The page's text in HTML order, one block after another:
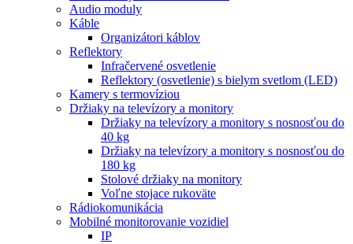
Audio moduly
Káble
Organizátori káblov
Reflektory
Infračervené osvetlenie
Reflektory (osvetlenie) s bielym svetlom (LED)
Kamery s termovíziou
Držiaky na televízory a monitory
Držiaky na televízory a monitory s nosnosťou do
40 kg
Držiaky na televízory a monitory s nosnosťou do
180 kg
Stolové držiaky na monitory
Voľne stojace rukoväte
Rádiokomunikácia
Mobilné monitorovanie vozidiel
IP